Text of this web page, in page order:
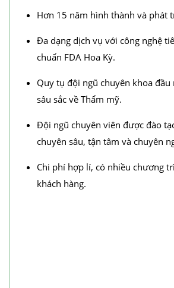
Hơn 15 năm hình thành và phát
Đa dạng dịch vụ với công nghệ
chuẩn FDA Hoa Kỳ.
Quy tụ đội ngũ chuyên khoa đầu
sâu sắc về Thẩm mỹ.
Đội ngũ chuyên viên được đào
chuyên sâu, tận tâm và chuyên
Chi phí hợp lí, có nhiều chương
khách hàng.